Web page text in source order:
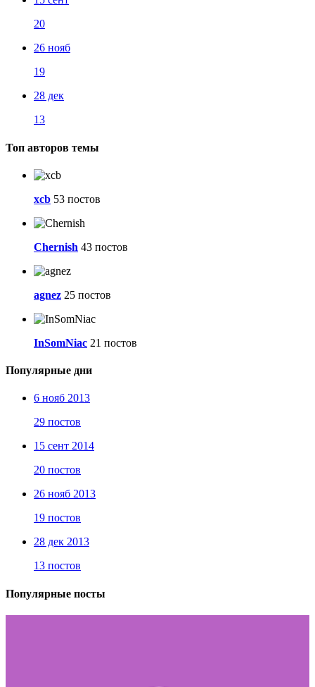
20
26 нояб
19
28 дек
13
Топ авторов темы
xcb 53 постов
Chernish 43 постов
agnez 25 постов
InSomNiac 21 постов
Популярные дни
6 нояб 2013
29 постов
15 сент 2014
20 постов
26 нояб 2013
19 постов
28 дек 2013
13 постов
Популярные посты